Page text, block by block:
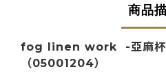
商品
fog linen work -亞麻杯
（05001204）